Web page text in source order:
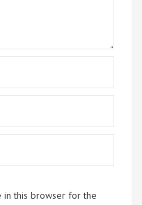
in this browser for the